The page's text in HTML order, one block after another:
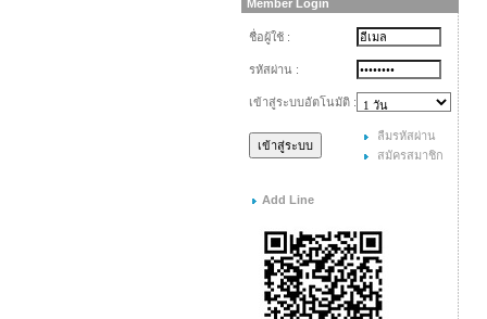
Member Login
ชื่อผู้ใช้ :
รหัสผ่าน :
เข้าสู่ระบบอัตโนมัติ :
ลืมรหัสผ่าน
สมัครสมาชิก
Add Line